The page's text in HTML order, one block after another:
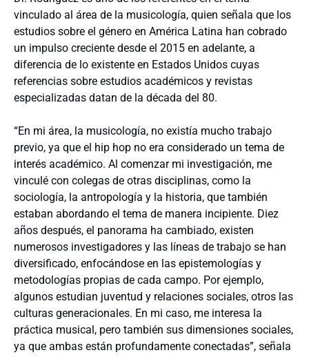
vinculado al área de la musicología, quien señala que los
estudios sobre el género en América Latina han cobrado
un impulso creciente desde el 2015 en adelante, a
diferencia de lo existente en Estados Unidos cuyas
referencias sobre estudios académicos y revistas
especializadas datan de la década del 80.
“En mi área, la musicología, no existía mucho trabajo
previo, ya que el hip hop no era considerado un tema de
interés académico. Al comenzar mi investigación, me
vinculé con colegas de otras disciplinas, como la
sociología, la antropología y la historia, que también
estaban abordando el tema de manera incipiente. Diez
años después, el panorama ha cambiado, existen
numerosos investigadores y las líneas de trabajo se han
diversificado, enfocándose en las epistemologías y
metodologías propias de cada campo. Por ejemplo,
algunos estudian juventud y relaciones sociales, otros las
culturas generacionales. En mi caso, me interesa la
práctica musical, pero también sus dimensiones sociales,
ya que ambas están profundamente conectadas”, señala